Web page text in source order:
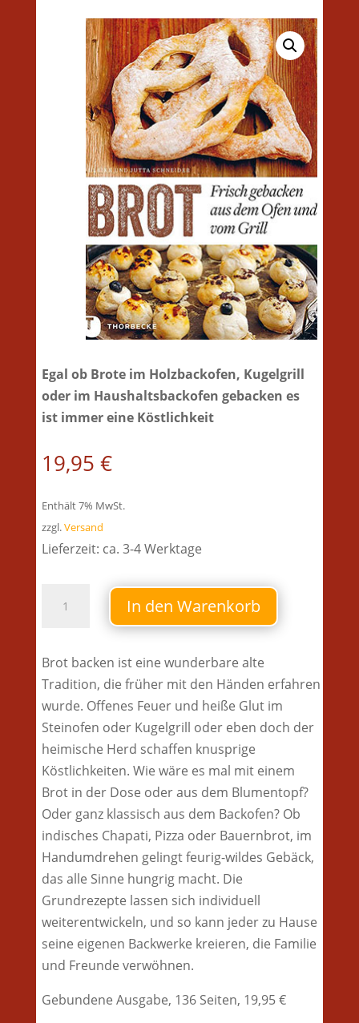
Egal ob Brote im Holzbackofen, Kugelgrill
oder im Haushaltsbackofen gebacken es
ist immer eine Köstlichkeit
19,95 €
Enthält 7% MwSt.
zzgl.Versand
Lieferzeit: ca. 3-4 Werktage
frisch
gebacken
aus
dem
Ofen
oder
vom
Grill
Menge
In den Warenkorb
Brot backen ist eine wunderbare alte
Tradition, die früher mit den Händen erfahren
wurde. Offenes Feuer und heiße Glut im
Steinofen oder Kugelgrill oder eben doch der
heimische Herd schaffen knusprige
Köstlichkeiten. Wie wäre es mal mit einem
Brot in der Dose oder aus dem Blumentopf?
Oder ganz klassisch aus dem Backofen? Ob
indisches Chapati, Pizza oder Bauernbrot, im
Handumdrehen gelingt feurig-wildes Gebäck,
das alle Sinne hungrig macht. Die
Grundrezepte lassen sich individuell
weiterentwickeln, und so kann jeder zu Hause
seine eigenen Backwerke kreieren, die Familie
und Freunde verwöhnen.
Gebundene Ausgabe, 136 Seiten, 19,95 €